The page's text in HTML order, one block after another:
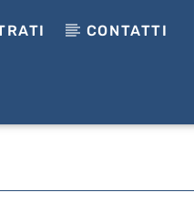
CONTATTI